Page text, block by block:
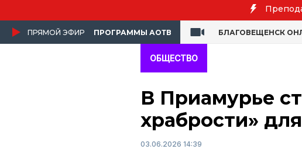
ПРЯМОЙ ЭФИР ПРОГРАММЫ АОТВ БЛАГОВЕЩЕНСК
ОБЩЕСТВО
В Приамурье
храбрости»
03.06.2026 14:39